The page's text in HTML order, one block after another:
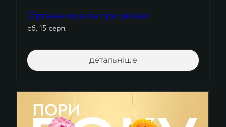
Органна музика при свічках
сб, 15 серп.
детальніше